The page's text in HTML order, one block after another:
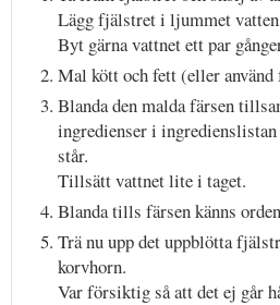
Lägg fjälstret i ljummet
Byt gärna vattnet ett par
Mal kött och fett (eller
Blanda den malda färsen
ingredienser i
står.
Tillsätt vattnet lite i taget.
Blanda tills färsen känns
Trä nu upp det uppblötta
korvhorn.
Var försiktig så att det ej går